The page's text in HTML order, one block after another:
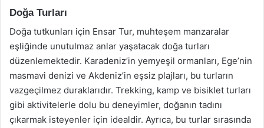
Doğa Turları
Doğa tutkunları için Ensar Tur, muhteşem manzaralar
eşliğinde unutulmaz anlar yaşatacak doğa turları
düzenlemektedir. Karadeniz’in yemyeşil ormanları, Ege’nin
masmavi denizi ve Akdeniz’in eşsiz plajları, bu turların
vazgeçilmez duraklarıdır. Trekking, kamp ve bisiklet turları
gibi aktivitelerle dolu bu deneyimler, doğanın tadını
çıkarmak isteyenler için idealdir. Ayrıca, bu turlar sırasında